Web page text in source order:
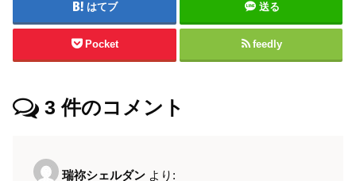
はてブ 送る
Pocket feedly
3 件のコメント
瑞祢シェルダン より: